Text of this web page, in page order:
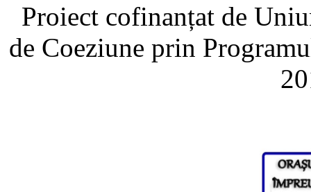
Proiect cofinanțat de
de Coeziune prin